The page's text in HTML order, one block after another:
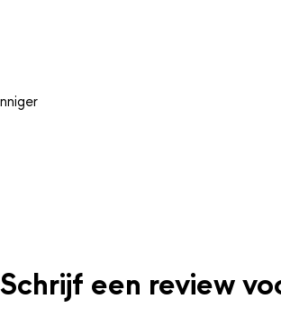
Schrijf een review